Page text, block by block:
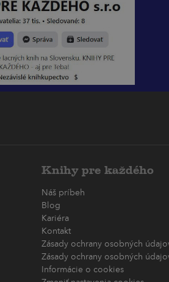
Knihy pre každého
Náš príbeh
Blog
Kariéra
Kontakt
Zásady ochrany osobných
Zásady ochrany osobných
Informácie o cookies